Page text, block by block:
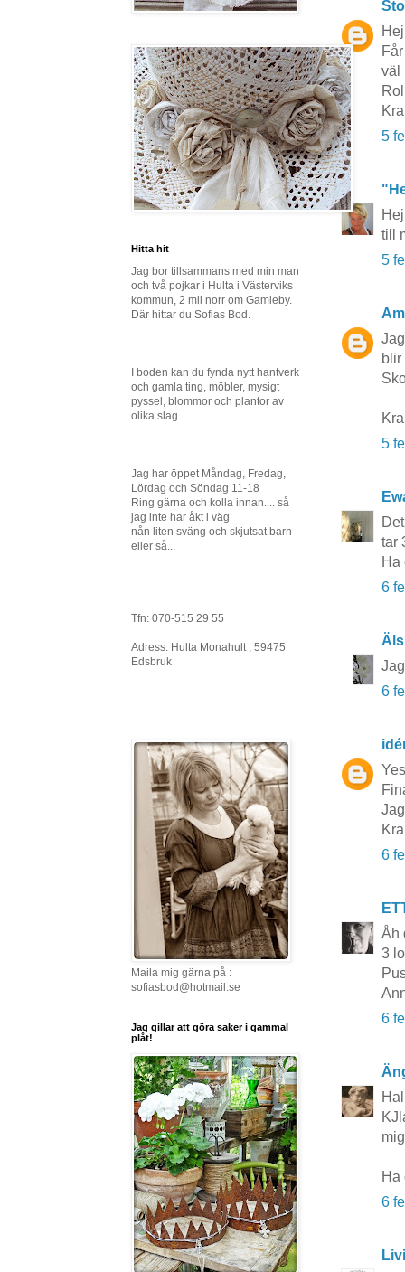
väl
5
till
5
blir
5
tar
Ha
6
6
6
Åh
3
6
Ha
6
Hitta hit
Jag bor tillsammans med min man
och två pojkar i Hulta i Västerviks
kommun, 2 mil norr om Gamleby.
Där hittar du Sofias Bod.
I boden kan du fynda nytt hantverk
och gamla ting, möbler, mysigt
pyssel, blommor och plantor av
olika slag.
Jag har öppet Måndag, Fredag,
Lördag och Söndag 11-18
Ring gärna och kolla innan.... så
jag inte har åkt i väg
nån liten sväng och skjutsat barn
eller så...
Tfn: 070-515 29 55
Adress: Hulta Monahult , 59475
Edsbruk
Maila mig gärna på :
sofiasbod@hotmail.se
Jag gillar att göra saker i gammal
plåt!